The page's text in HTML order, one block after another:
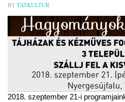
BY TATKULTUR
2018. szeptember 21-i